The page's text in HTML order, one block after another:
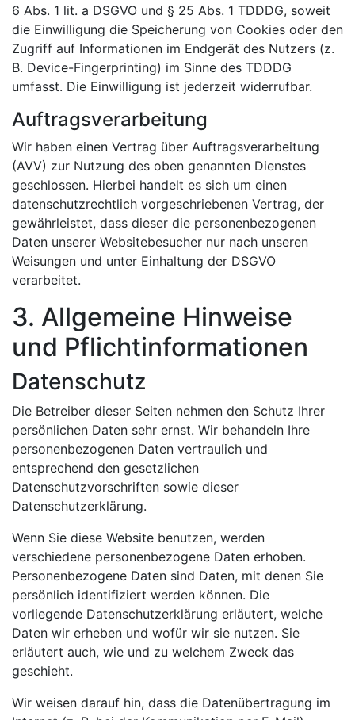
6 Abs. 1 lit. a DSGVO und § 25 Abs. 1 TDDDG, soweit
die Einwilligung die Speicherung von Cookies oder den
Zugriff auf Informationen im Endgerät des Nutzers (z.
B. Device-Fingerprinting) im Sinne des TDDDG
umfasst. Die Einwilligung ist jederzeit widerrufbar.
Auftragsverarbeitung
Wir haben einen Vertrag über Auftragsverarbeitung
(AVV) zur Nutzung des oben genannten Dienstes
geschlossen. Hierbei handelt es sich um einen
datenschutzrechtlich vorgeschriebenen Vertrag, der
gewährleistet, dass dieser die personenbezogenen
Daten unserer Websitebesucher nur nach unseren
Weisungen und unter Einhaltung der DSGVO
verarbeitet.
3. Allgemeine Hinweise
und Pflicht­informationen
Datenschutz
Die Betreiber dieser Seiten nehmen den Schutz Ihrer
persönlichen Daten sehr ernst. Wir behandeln Ihre
personenbezogenen Daten vertraulich und
entsprechend den gesetzlichen
Datenschutzvorschriften sowie dieser
Datenschutzerklärung.
Wenn Sie diese Website benutzen, werden
verschiedene personenbezogene Daten erhoben.
Personenbezogene Daten sind Daten, mit denen Sie
persönlich identifiziert werden können. Die
vorliegende Datenschutzerklärung erläutert, welche
Daten wir erheben und wofür wir sie nutzen. Sie
erläutert auch, wie und zu welchem Zweck das
geschieht.
Wir weisen darauf hin, dass die Datenübertragung im